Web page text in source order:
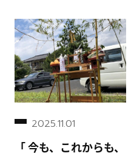
「 今も、これからも、
2025.11.01